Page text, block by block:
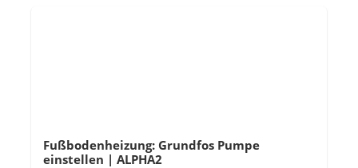
Fußbodenheizung: Grundfos Pumpe
einstellen | ALPHA2